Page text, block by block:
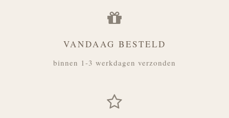
VANDAAG BESTELD
binnen 1-3 werkdagen verzonden